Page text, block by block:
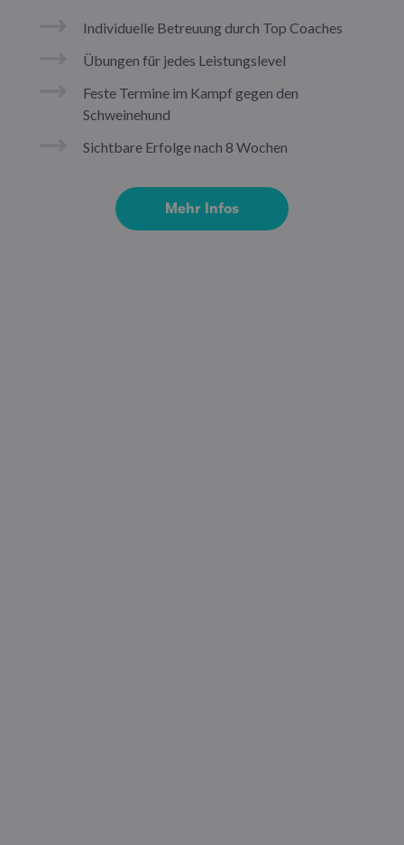
Individuelle Betreuung durch Top Coaches
Übungen für jedes Leistungslevel
Feste Termine im Kampf gegen den
Schweinehund
Sichtbare Erfolge nach 8 Wochen
Mehr Infos